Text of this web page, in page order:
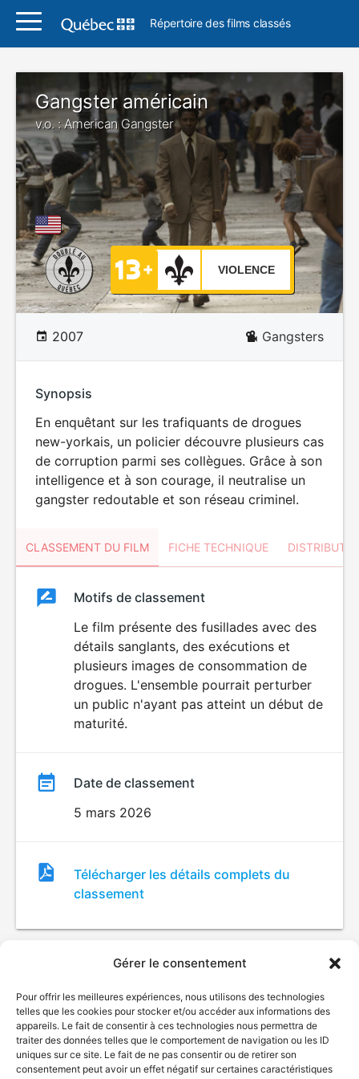
Gérer le consentement
Pour offrir les meilleures expériences, nous utilisons des technologies
telles que les cookies pour stocker et/ou accéder aux informations des
appareils. Le fait de consentir à ces technologies nous permettra de
traiter des données telles que le comportement de navigation ou les ID
uniques sur ce site. Le fait de ne pas consentir ou de retirer son
consentement peut avoir un effet négatif sur certaines caractéristiques
Répertoire des films classés
Gangster américain
v.o. : American Gangster
VIOLENCE
2007 Gangsters
Synopsis
En enquêtant sur les trafiquants de drogues
new-yorkais, un policier découvre plusieurs cas
de corruption parmi ses collègues. Grâce à son
intelligence et à son courage, il neutralise un
gangster redoutable et son réseau criminel.
CLASSEMENT DU FILM FICHE TECHNIQUE
ClassementClassement
VIOLENCE
Motifs de classement
Le film présente des fusillades avec des
détails sanglants, des exécutions et
plusieurs images de consommation de
drogues. L'ensemble pourrait perturber
un public n'ayant pas atteint un début de
maturité.
Date de classement
5 mars 2026
Fichier
de
classement
Télécharger les détails complets du
classement
© Gouvernement du Québec, 2026